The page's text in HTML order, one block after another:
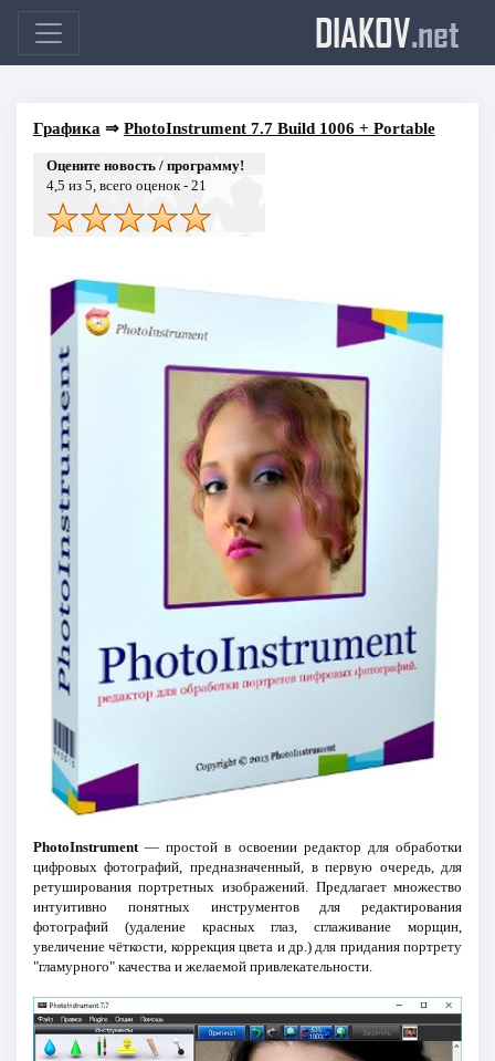
DIAKOV.net
Графика ⇒ PhotoInstrument 7.7 Build 1006 + Portable
Оцените новость / программу!
4,5 из 5, всего оценок - 21
PhotoInstrument— простой в освоении редактор для обработки
цифровых фотографий, предназначенный, в первую очередь, для
ретуширования портретных изображений. Предлагает множество
интуитивно понятных инструментов для редактирования
фотографий (удаление красных глаз, сглаживание морщин,
увеличение чёткости, коррекция цвета и др.) для придания портрету
"гламурного" качества и желаемой привлекательности.